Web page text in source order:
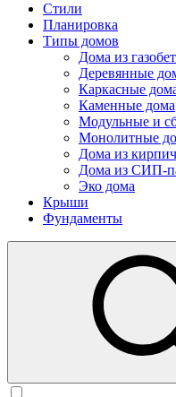
Стили
Планировка
Типы домов
Дома из
Деревянные
Каркасные
Каменные дома
Модульные и
Монолитные
Дома из
Дома из СИП-
Эко дома
Крыши
Фундаменты